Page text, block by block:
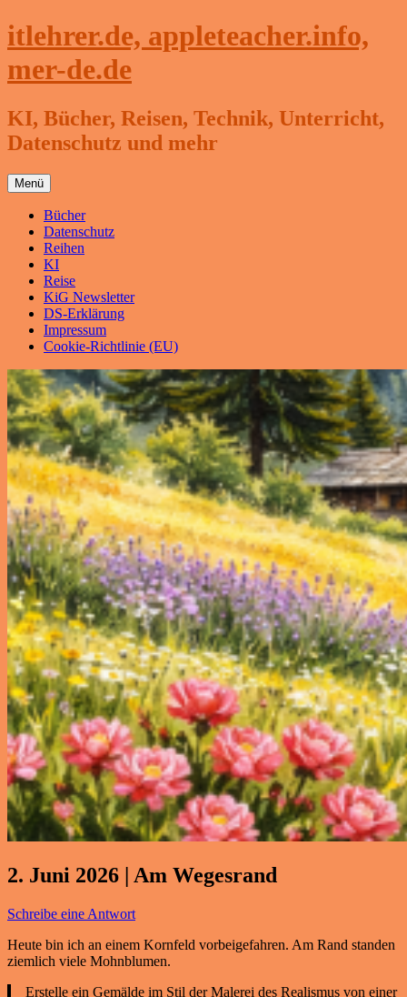
Zum
Inhalt
itlehrer.de, appleteacher.info,
mer-de.de
KI, Bücher, Reisen, Technik, Unterricht,
Datenschutz und mehr
Menü
Bücher
Datenschutz
Reihen
KI
Reise
KiG Newsletter
DS-Erklärung
Impressum
Cookie-Richtlinie (EU)
2. Juni 2026 | Am Wegesrand
Schreibe eine Antwort
Heute bin ich an einem Kornfeld vorbeigefahren. Am Rand standen
ziemlich viele Mohnblumen.
Erstelle ein Gemälde im Stil der Malerei des Realismus von einer